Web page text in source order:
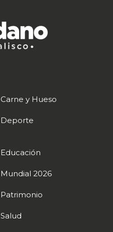
Carne y Hueso
Deporte
Educación
Mundial 2026
Patrimonio
Salud